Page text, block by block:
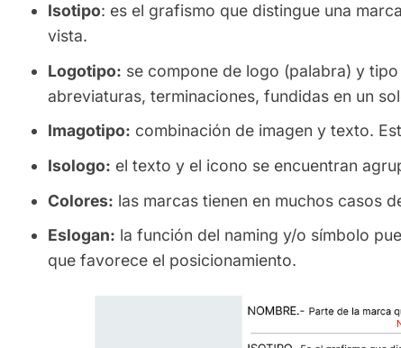
Isotipo: es el grafismo que distingue una
vista.
Logotipo: se compone de logo (palabra) y
abreviaturas, terminaciones, fundidas en un
Imagotipo: combinación de imagen y texto.
Isologo: el texto y el icono se encuentran
Colores: las marcas tienen en muchos casos
Eslogan: la función del naming y/o símbolo
que favorece el posicionamiento.